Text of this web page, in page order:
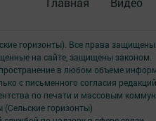
горизонты). Все права защищены.
на сайте, защищены законом.
в любом объеме
с письменного согласия
по печати и массовым
горизонты)